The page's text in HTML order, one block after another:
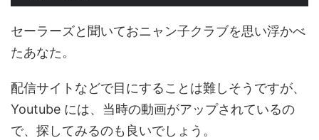
セーラーズと聞いておニャン子クラブを思い浮かべ
たあなた。
配信サイトなどで目にすることは難しそうですが、
Youtube には、当時の動画がアップされているの
で、探してみるのも良いでしょう。